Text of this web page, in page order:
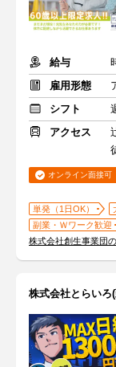
給与
雇用形態
シフト
アクセス
オンライン面接可
単発（1日OK）
副業・Ｗワーク歓迎
株式会社創生事業団
株式会社とらいろ